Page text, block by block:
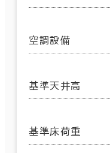
空調設備
基準天井高
基準床荷重